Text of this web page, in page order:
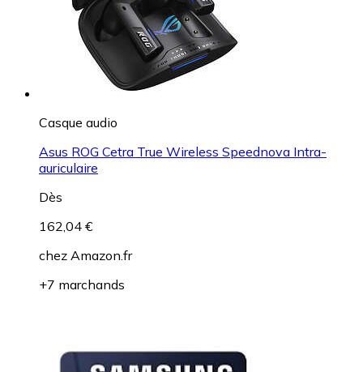
Casque audio
Asus ROG Cetra True Wireless Speednova Intra-
auriculaire
Dès
162,04 €
chez Amazon.fr
+7 marchands